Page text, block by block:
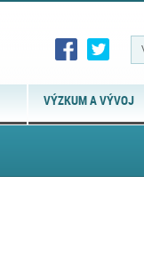
VÝZKUM A VÝVOJ